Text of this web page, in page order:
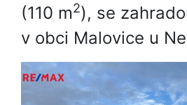
(110 m2), se
v obci Malovice u